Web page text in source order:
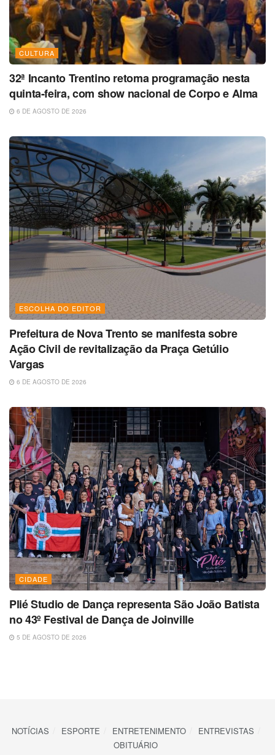
CULTURA
32ª Incanto Trentino retoma programação nesta
quinta-feira, com show nacional de Corpo e Alma
6 DE AGOSTO DE 2026
ESCOLHA DO EDITOR
Prefeitura de Nova Trento se manifesta sobre
Ação Civil de revitalização da Praça Getúlio
Vargas
6 DE AGOSTO DE 2026
CIDADE
Plié Studio de Dança representa São João Batista
no 43º Festival de Dança de Joinville
5 DE AGOSTO DE 2026
NOTÍCIAS ESPORTE ENTRETENIMENTO
ENTREVISTAS
OBITUÁRIO